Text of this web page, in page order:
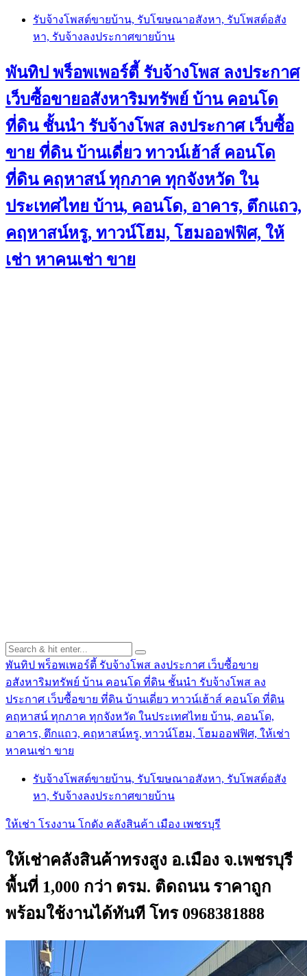
Skip
content
รับจ้างโพสต์ขายบ้าน, รับโฆษณาอสังหา, รับโพสต์อสัง
หา, รับจ้างลงประกาศขายบ้าน
พันทิป พร็อพเพอร์ตี้ รับจ้างโพส ลงประกาศ
เว็บซื้อขายอสังหาริมทรัพย์ บ้าน คอนโด
ที่ดิน ชั้นนำ รับจ้างโพส ลงประกาศ เว็บซื้อ
ขาย ที่ดิน บ้านเดี่ยว ทาวน์เฮ้าส์ คอนโด
ที่ดิน คฤหาสน์ ทุกภาค ทุกจังหวัด ใน
ประเทศไทย บ้าน, คอนโด, อาคาร, ตึกแถว,
คฤหาสน์หรู, ทาวน์โฮม, โฮมออฟฟิศ, ให้
เช่า หาคนเช่า ขาย
พันทิป พร็อพเพอร์ตี้ รับจ้างโพส ลงประกาศ เว็บซื้อขาย
อสังหาริมทรัพย์ บ้าน คอนโด ที่ดิน ชั้นนำ รับจ้างโพส ลง
ประกาศ เว็บซื้อขาย ที่ดิน บ้านเดี่ยว ทาวน์เฮ้าส์ คอนโด ที่ดิน
คฤหาสน์ ทุกภาค ทุกจังหวัด ในประเทศไทย บ้าน, คอนโด,
อาคาร, ตึกแถว, คฤหาสน์หรู, ทาวน์โฮม, โฮมออฟฟิศ, ให้เช่า
หาคนเช่า ขาย
รับจ้างโพสต์ขายบ้าน, รับโฆษณาอสังหา, รับโพสต์อสัง
หา, รับจ้างลงประกาศขายบ้าน
ให้เช่า โรงงาน โกดัง คลังสินค้า เมือง เพชรบุรี
ให้เช่าคลังสินค้าทรงสูง อ.เมือง จ.เพชรบุรี
พื้นที่ 1,000 กว่า ตรม. ติดถนน ราคาถูก
พร้อมใช้งานได้ทันที โทร 0968381888